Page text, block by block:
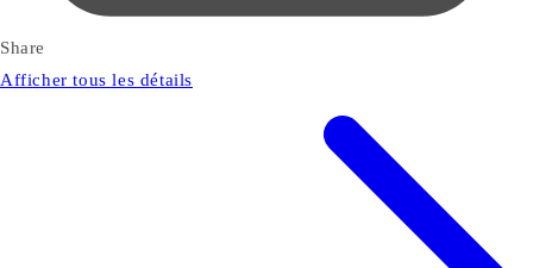
Share
Afficher tous les détails